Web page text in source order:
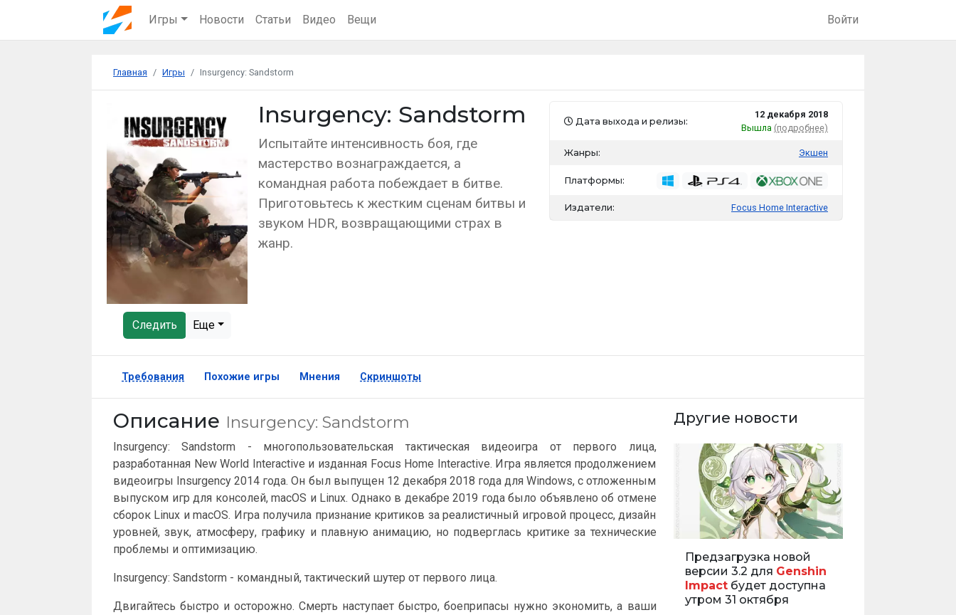
Игры Новости Статьи Видео Вещи Войти
Главная Игры Insurgency: Sandstorm
Следить Еще
Insurgency: Sandstorm
Испытайте интенсивность боя, где
мастерство вознаграждается, а
командная работа побеждает в битве.
Приготовьтесь к жестким сценам битвы и
звуком HDR, возвращающими страх в
жанр.
Дата выхода и релизы:
12 декабря 2018
Вышла (подробнее)
Жанры: Экшен
Платформы:
Издатели: Focus Home Interactive
Требования Похожие игры Мнения Скриншоты
Описание Insurgency: Sandstorm
Insurgency: Sandstorm - многопользовательская тактическая видеоигра от первого лица,
разработанная New World Interactive и изданная Focus Home Interactive. Игра является продолжением
видеоигры Insurgency 2014 года. Он был выпущен 12 декабря 2018 года для Windows, с отложенным
выпуском игр для консолей, macOS и Linux. Однако в декабре 2019 года было объявлено об отмене
сборок Linux и macOS. Игра получила признание критиков за реалистичный игровой процесс, дизайн
уровней, звук, атмосферу, графику и плавную анимацию, но подверглась критике за технические
проблемы и оптимизацию.
Insurgency: Sandstorm - командный, тактический шутер от первого лица.
Двигайтесь быстро и осторожно. Смерть наступает быстро, боеприпасы нужно экономить, а ваши
Другие новости
Предзагрузка новой
версии 3.2 для Genshin
Impactбудет доступна
утром 31 октября